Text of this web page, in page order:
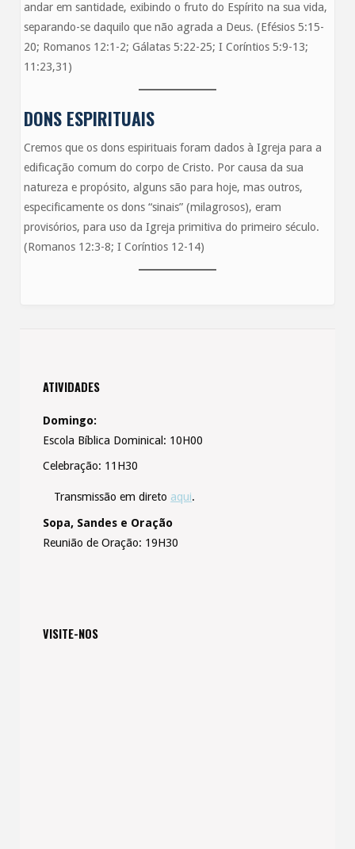
andar em santidade, exibindo o fruto do Espírito na sua vida,
separando-se daquilo que não agrada a Deus. (Efésios 5:15-
20; Romanos 12:1-2; Gálatas 5:22-25; I Coríntios 5:9-13;
11:23,31)
DONS ESPIRITUAIS
Cremos que os dons espirituais foram dados à Igreja para a
edificação comum do corpo de Cristo. Por causa da sua
natureza e propósito, alguns são para hoje, mas outros,
especificamente os dons “sinais” (milagrosos), eram
provisórios, para uso da Igreja primitiva do primeiro século.
(Romanos 12:3-8; I Coríntios 12-14)
ATIVIDADES
Domingo:
Escola Bíblica Dominical: 10H00
Celebração: 11H30
Transmissão em direto aqui.
Sopa, Sandes e Oração
Reunião de Oração: 19H30
VISITE-NOS